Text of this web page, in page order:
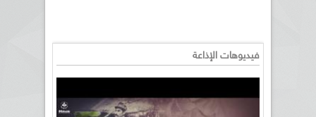
فيديوهات الإذاعة